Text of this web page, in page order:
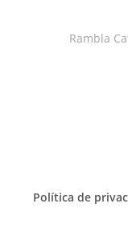
Rambla
Política de